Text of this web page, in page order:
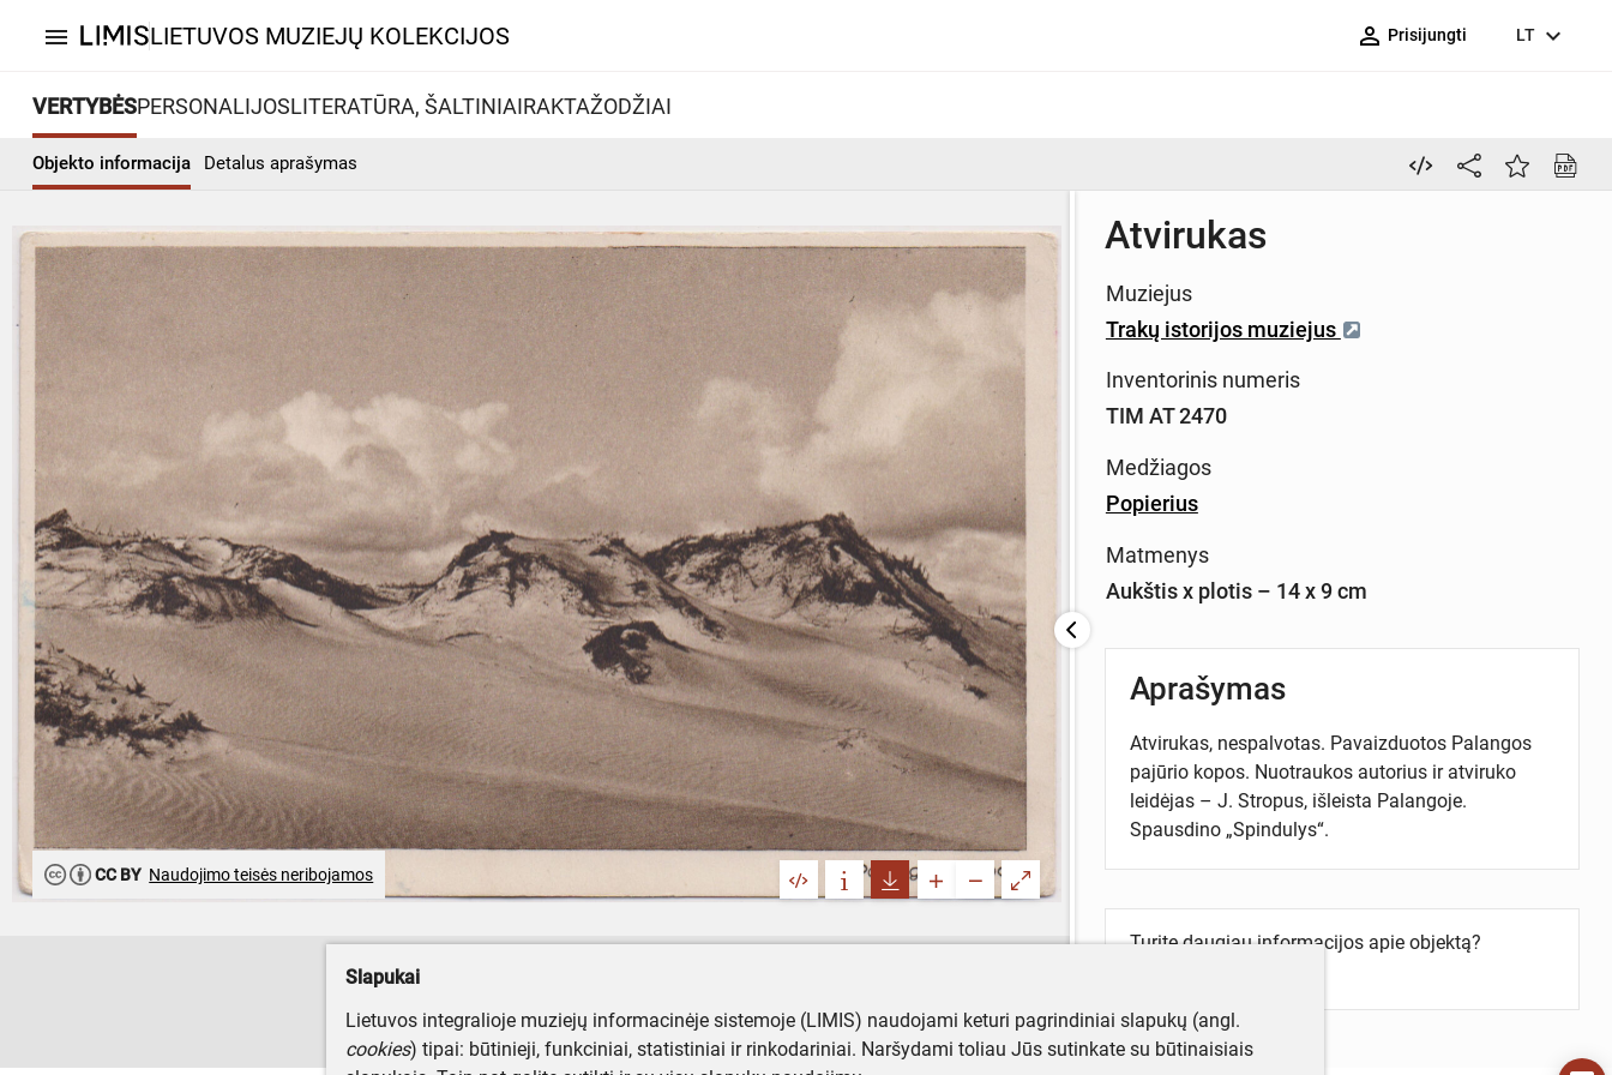
menu LIETUVOS MUZIEJŲ KOLEKCIJOS person_outline Prisijungti LT expand_more
VERTYBĖSPERSONALIJOSLITERATŪRA, ŠALTINIAIRAKTAŽODŽIAI
Objekto informacija Detalus aprašymas
CC BY Naudojimo teisės neribojamos
Atvirukas
Muziejus
Trakų istorijos muziejus
Inventorinis numeris
TIM AT 2470
Medžiagos
Popierius
Matmenys
Aukštis x plotis – 14 x 9 cm
Aprašymas
Atvirukas, nespalvotas. Pavaizduotos Palangos
pajūrio kopos. Nuotraukos autorius ir atviruko
leidėjas – J. Stropus, išleista Palangoje.
Spausdino „Spindulys“.
Turite daugiau informacijos apie objektą?
Slapukai
Lietuvos integralioje muziejų informacinėje sistemoje (LIMIS) naudojami keturi pagrindiniai slapukų (angl.
cookies) tipai: būtinieji, funkciniai, statistiniai ir rinkodariniai. Naršydami toliau Jūs sutinkate su būtinaisiais